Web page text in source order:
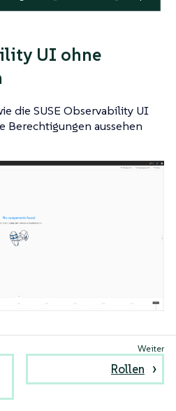
UI ohne
die SUSE Observability UI
Berechtigungen aussehen
Rollen